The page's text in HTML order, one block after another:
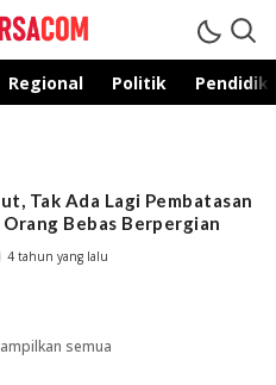
Regional Politik
Tak Ada Lagi Pembatasan
Bebas Berpergian
4 tahun yang lalu
semua